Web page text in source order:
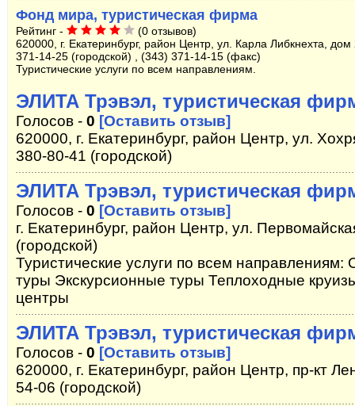
Фонд мира, туристическая фирма
Рейтинг -
(0 отзывов)
620000, г. Екатеринбург, район Центр, ул. Карла Либкнехта,
371-14-25 (городской) , (343) 371-14-15 (факс)
Туристические услуги по всем направлениям.
ЭЛИТА Трэвэл, туристическая
Голосов - 0 [Оставить отзыв]
620000, г. Екатеринбург, район Центр, ул.
380-80-41 (городской)
ЭЛИТА Трэвэл, туристическая
Голосов - 0 [Оставить отзыв]
г. Екатеринбург, район Центр, ул.
(городской)
Туристические услуги по всем
туры Экскурсионные туры Теплоходные
центры
ЭЛИТА Трэвэл, туристическая
Голосов - 0 [Оставить отзыв]
620000, г. Екатеринбург, район Центр, пр-кт
54-06 (городской)